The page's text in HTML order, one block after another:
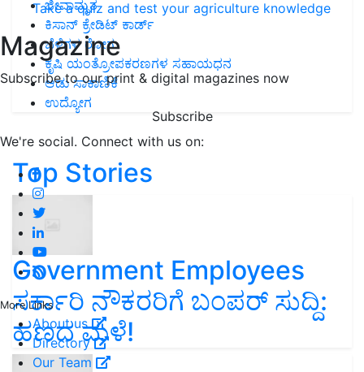
Take a quiz and test your agriculture knowledge
Magazine
Subscribe to our print & digital magazines now
Subscribe
We're social. Connect with us on:
More Links
About us
Directory
Our Team
ಜೀವಾಮೃತ
ಕಿಸಾನ್ ಕ್ರೇಡಿಟ್ ಕಾರ್ಡ್
ಬೆಳೆಗಳ ರೋಗ
ಕೃಷಿ ಯಂತ್ರೋಪಕರಣಗಳ ಸಹಾಯಧನ
ಆಡು ಸಾಕಾಣಿಕೆ
ಉದ್ಯೋಗ
Top Stories
Government Employees
ಸರ್ಕಾರಿ ನೌಕರರಿಗೆ ಬಂಪರ್‌ ಸುದ್ದಿ:
ಹಣದ ಮಳೆ!